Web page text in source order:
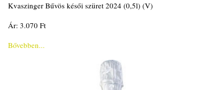
Kvaszinger Bűvös késői szüret 2024 (0,5l) (V)
Ár: 3.070 Ft
Bővebben...